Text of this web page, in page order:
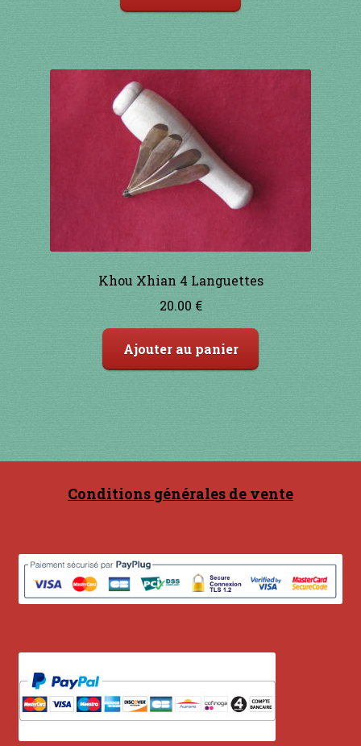
Khou Xhian 4 Languettes
20.00 €
Ajouter au panier
Conditions générales de vente